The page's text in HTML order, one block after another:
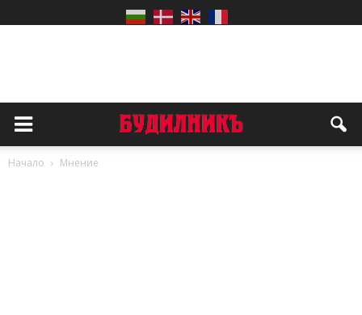
Начало Мнение